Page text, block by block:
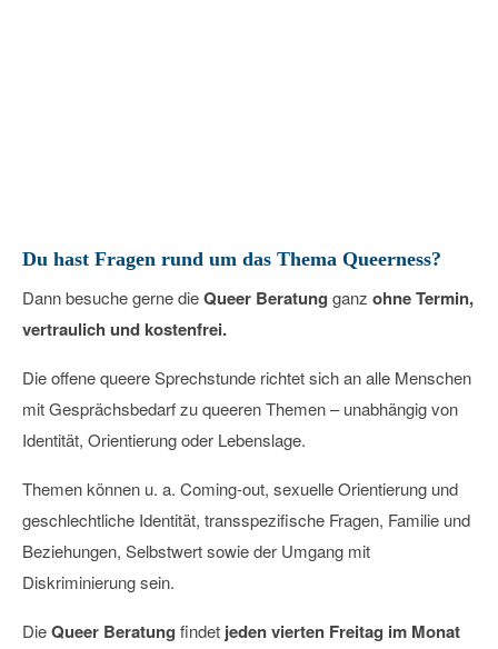
Du hast Fragen rund um das Thema Queerness?
Dann besuche gerne dieQueer Beratung ganz ohne Termin,
vertraulich und kostenfrei.
Die offene queere Sprechstunde richtet sich an alle Menschen
mit Gesprächsbedarf zu queeren Themen – unabhängig von
Identität, Orientierung oder Lebenslage.
Themen können u. a. Coming-out, sexuelle Orientierung und
geschlechtliche Identität, transspezifische Fragen, Familie und
Beziehungen, Selbstwert sowie der Umgang mit
Diskriminierung sein.
DieQueer Beratung findet jeden vierten Freitag im Monat